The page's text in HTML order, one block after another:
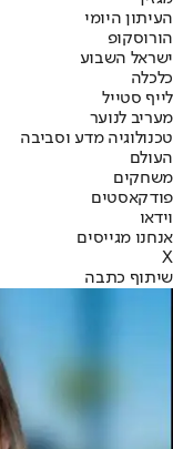
העיתון היומי
הורוסקופ
ישראל השבוע
כלכלה
לייף סטייל
מעריב לנוער
טכנולוגיה מדע וסביבה
העולם
משחקים
פודקאסטים
וידאו
אנחנו מגייסים
X
שיתוף כתבה